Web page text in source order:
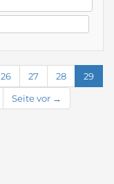
26 27 28
29
Seite vor →